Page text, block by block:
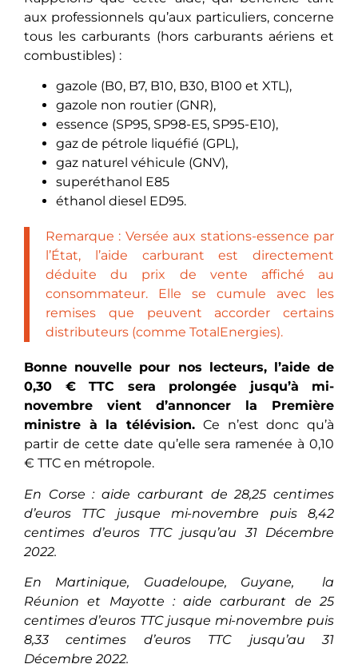
aux professionnels qu’aux particuliers, concerne
tous les carburants (hors carburants aériens et
combustibles) :
gazole (B0, B7, B10, B30, B100 et XTL),
gazole non routier (GNR),
essence (SP95, SP98-E5, SP95-E10),
gaz de pétrole liquéfié (GPL),
gaz naturel véhicule (GNV),
superéthanol E85
éthanol diesel ED95.
Remarque : Versée aux stations-essence par
l’État, l’aide carburant est directement
déduite du prix de vente affiché au
consommateur. Elle se cumule avec les
remises que peuvent accorder certains
distributeurs (comme TotalEnergies).
Bonne nouvelle pour nos lecteurs, l’aide de
0,30 € TTC sera prolongée jusqu’à mi-
novembre vient d’annoncer la Première
ministre à la télévision.Ce n’est donc qu’à
partir de cette date qu’elle sera ramenée à 0,10
€ TTC en métropole.
En Corse : aide carburant de 28,25 centimes
d’euros TTC jusque mi-novembre puis 8,42
centimes d’euros TTC jusqu’au 31 Décembre
2022.
En Martinique, Guadeloupe, Guyane, la
Réunion et Mayotte : aide carburant de 25
centimes d’euros TTC jusque mi-novembre puis
8,33 centimes d’euros TTC jusqu’au 31
Décembre 2022.